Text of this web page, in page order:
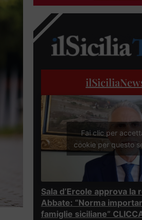
Fai clic per
cookie per questo
Sala d’Ercole approva la
Abbate: “Norma
famiglie siciliane”